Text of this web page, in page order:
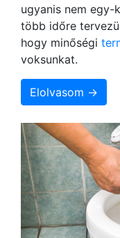
ugyanis nem egy-
több időre
hogy minőségi
voksunkat.
Elolvasom →